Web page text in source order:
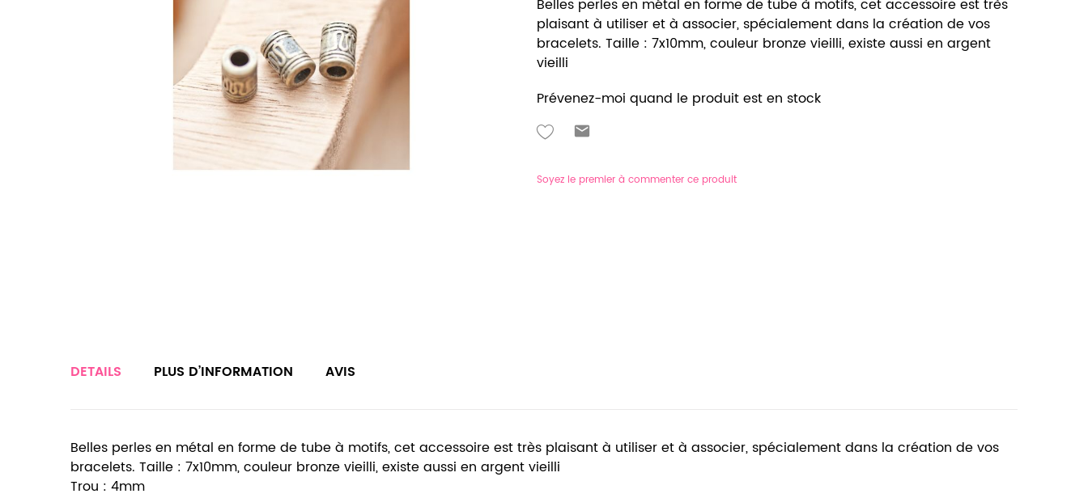
Belles perles en métal en forme de tube à motifs, cet accessoire est très
plaisant à utiliser et à associer, spécialement dans la création de vos
bracelets. Taille : 7x10mm, couleur bronze vieilli, existe aussi en argent
vieilli
Prévenez-moi quand le produit est en stock
Soyez le premier à commenter ce produit
DETAILS
Belles perles en métal en forme de tube à motifs, cet accessoire est très plaisant à utiliser et à associer, spécialement dans la création de vos
bracelets. Taille : 7x10mm, couleur bronze vieilli, existe aussi en argent vieilli
Trou : 4mm
PLUS D’INFORMATION AVIS